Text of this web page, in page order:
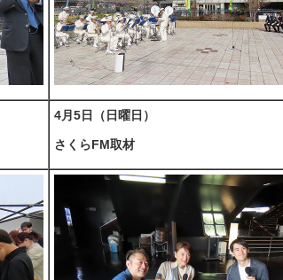
4月5日（日曜日）
さくらFM取材